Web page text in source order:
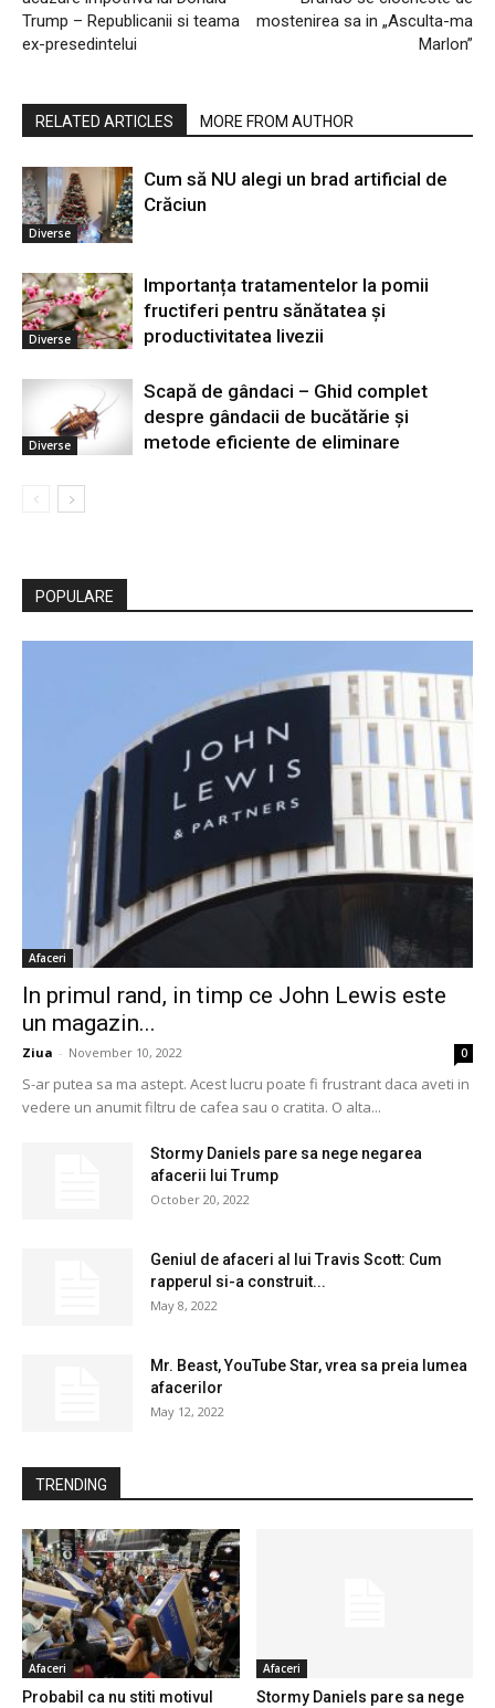
Trump – Republicanii si teama
ex-presedintelui
mostenirea sa in „Asculta-ma
Marlon”
RELATED ARTICLES MORE FROM AUTHOR
Diverse
Cum să NU alegi un brad artificial de
Crăciun
Diverse
Importanța tratamentelor la pomii
fructiferi pentru sănătatea și
productivitatea livezii
Diverse
Scapă de gândaci – Ghid complet
despre gândacii de bucătărie și
metode eficiente de eliminare
POPULARE
Afaceri
In primul rand, in timp ce John Lewis este
un magazin...
Ziua - November 10, 2022 0
S-ar putea sa ma astept. Acest lucru poate fi frustrant daca aveti in
vedere un anumit filtru de cafea sau o cratita. O alta...
Stormy Daniels pare sa nege negarea
afacerii lui Trump
October 20, 2022
Geniul de afaceri al lui Travis Scott: Cum
rapperul si-a construit...
May 8, 2022
Mr. Beast, YouTube Star, vrea sa preia lumea
afacerilor
May 12, 2022
TRENDING
Afaceri
Probabil ca nu stiti motivul
Afaceri
Stormy Daniels pare sa nege